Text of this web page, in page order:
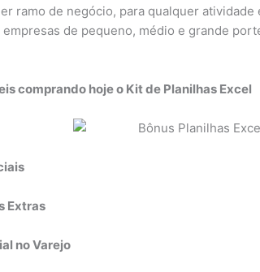
ramo de negócio, para qualquer
empresas de pequeno, médio e grande
comprando hoje o Kit de Planilhas Excel
Extras
no Varejo